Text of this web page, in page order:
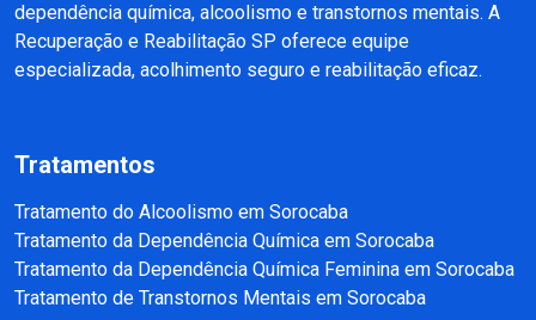
dependência química, alcoolismo e transtornos mentais. A
Recuperação e Reabilitação SP oferece equipe
especializada, acolhimento seguro e reabilitação eficaz.
Tratamentos
Tratamento do Alcoolismo em Sorocaba
Tratamento da Dependência Química em Sorocaba
Tratamento da Dependência Química Feminina em Sorocaba
Tratamento de Transtornos Mentais em Sorocaba